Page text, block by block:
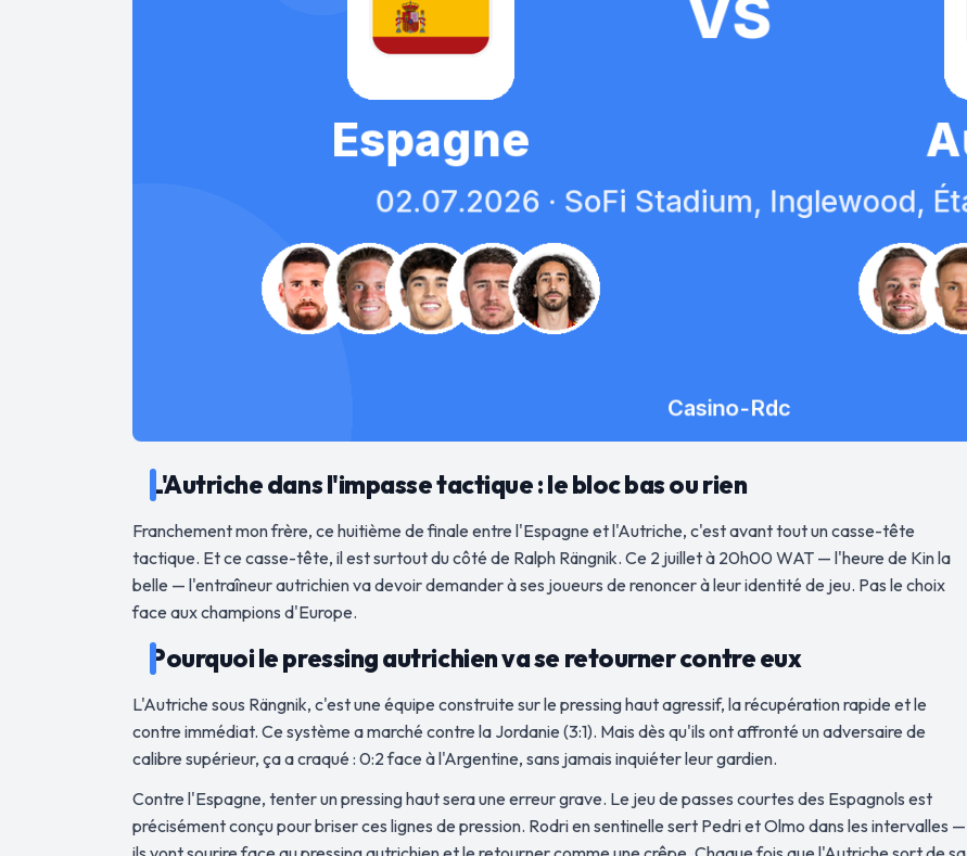
L'Autriche dans l'impasse tactique : le bloc bas ou rien
Franchement mon frère, ce huitième de finale entre l'Espagne et l'Autriche, c'est avant tout un casse-tête
tactique. Et ce casse-tête, il est surtout du côté de Ralph Rängnik. Ce 2 juillet à 20h00 WAT — l'heure de Kin la
belle — l'entraîneur autrichien va devoir demander à ses joueurs de renoncer à leur identité de jeu. Pas le choix
face aux champions d'Europe.
Pourquoi le pressing autrichien va se retourner contre eux
L'Autriche sous Rängnik, c'est une équipe construite sur le pressing haut agressif, la récupération rapide et le
contre immédiat. Ce système a marché contre la Jordanie (3:1). Mais dès qu'ils ont affronté un adversaire de
calibre supérieur, ça a craqué : 0:2 face à l'Argentine, sans jamais inquiéter leur gardien.
Contre l'Espagne, tenter un pressing haut sera une erreur grave. Le jeu de passes courtes des Espagnols est
précisément conçu pour briser ces lignes de pression. Rodri en sentinelle sert Pedri et Olmo dans les intervalles —